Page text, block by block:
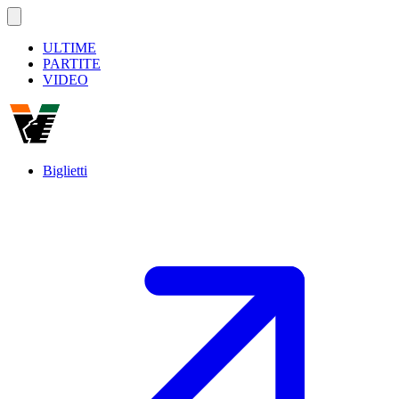
ULTIME
PARTITE
VIDEO
Biglietti